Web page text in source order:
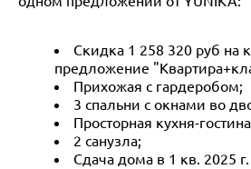
Скидка 1 258 320 руб на
предложение
Прихожая с гардеробом;
3 спальни с окнами во
Просторная кухня-
2 санузла;
Сдача дома в 1 кв. 2025 г.